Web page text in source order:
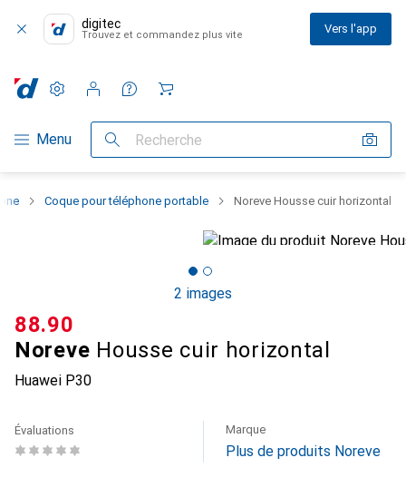
digitec
Trouvez et commandez plus vite Vers l'app
Navigation par catégorie
Menu Recherche
Paramètres
Compte client
Listes de comparaison
Listes d'envies
Panier
Coque pour téléphone portable Noreve Housse cuir horizontal
2 images
Noreve Housse cuir horizontal
Huawei P30
CHF
88.90
Évaluations Marque
Plus de produits Noreve